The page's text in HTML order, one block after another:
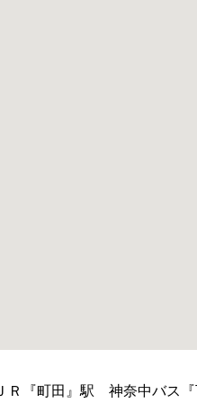
ＪＲ『町田』駅 神奈中バス